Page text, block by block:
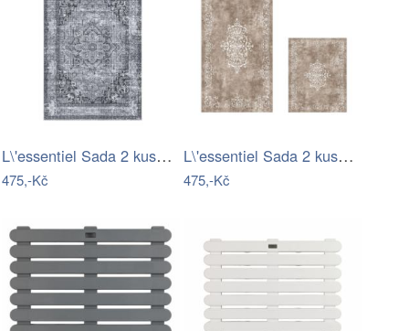
L\'essentiel Sada 2 kusů koupelnových…
475,-Kč
L\'essentiel Sada 2 kusů koupelnových…
475,-Kč